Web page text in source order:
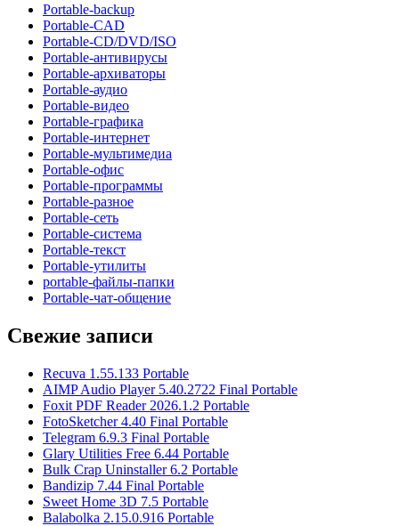
Portable-backup
Portable-CAD
Portable-CD/DVD/ISO
Portable-антивирусы
Portable-архиваторы
Portable-аудио
Portable-видео
Portable-графика
Portable-интернет
Portable-мультимедиа
Portable-офис
Portable-программы
Portable-разное
Portable-сеть
Portable-система
Portable-текст
Portable-утилиты
portable-файлы-папки
Portable-чат-общение
Свежие записи
Recuva 1.55.133 Portable
AIMP Audio Player 5.40.2722 Final Portable
Foxit PDF Reader 2026.1.2 Portable
FotoSketcher 4.40 Final Portable
Telegram 6.9.3 Final Portable
Glary Utilities Free 6.44 Portable
Bulk Crap Uninstaller 6.2 Portable
Bandizip 7.44 Final Portable
Sweet Home 3D 7.5 Portable
Balabolka 2.15.0.916 Portable